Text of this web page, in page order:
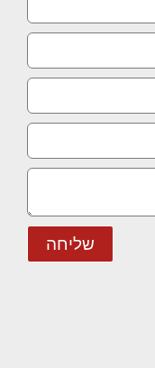
שליחה